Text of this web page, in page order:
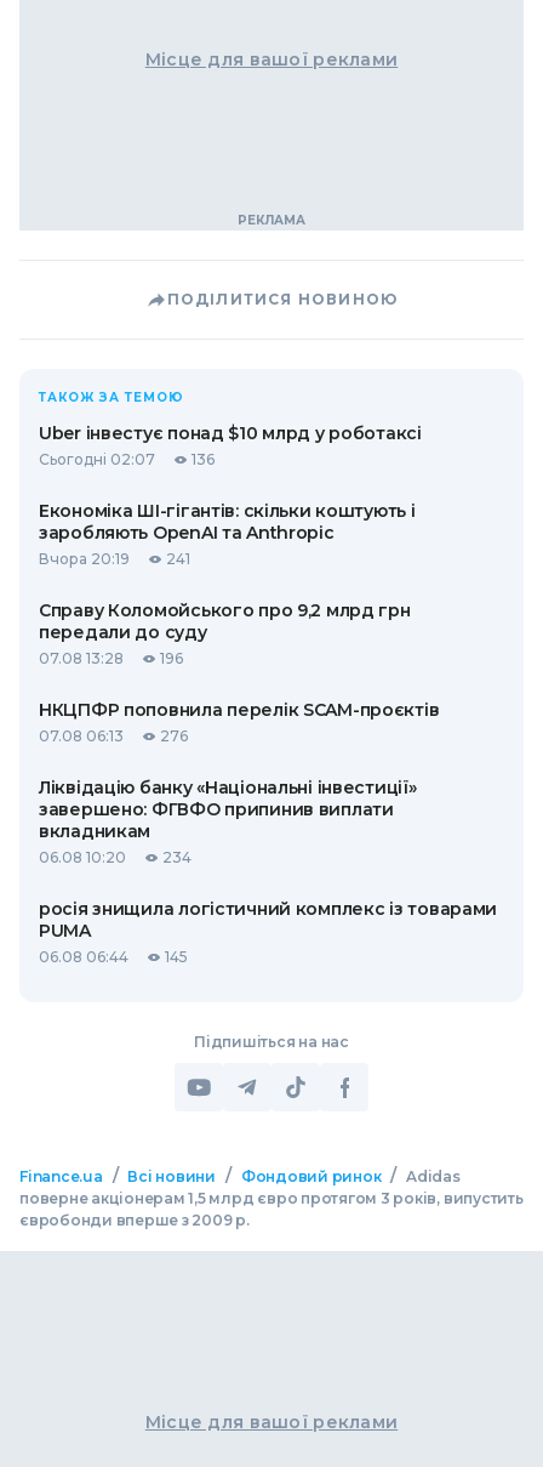
Місце для вашої реклами
ПОДІЛИТИСЯ НОВИНОЮ
ТАКОЖ ЗА ТЕМОЮ
Uber інвестує понад $10 млрд у роботаксі
Сьогодні 02:07 136
Економіка ШІ-гігантів: скільки коштують і
заробляють OpenAI та Anthropic
Вчора 20:19 241
Справу Коломойського про 9,2 млрд грн
передали до суду
07.08 13:28 196
НКЦПФР поповнила перелік SCAM-проєктів
07.08 06:13 276
Ліквідацію банку «Національні інвестиції»
завершено: ФГВФО припинив виплати
вкладникам
06.08 10:20 234
росія знищила логістичний комплекс із товарами
PUMA
06.08 06:44 145
Підпишіться на нас
Finance.ua / Всі новини / Фондовий ринок / Adidas
поверне акціонерам 1,5 млрд євро протягом 3 років, випустить
євробонди вперше з 2009 р.
Місце для вашої реклами